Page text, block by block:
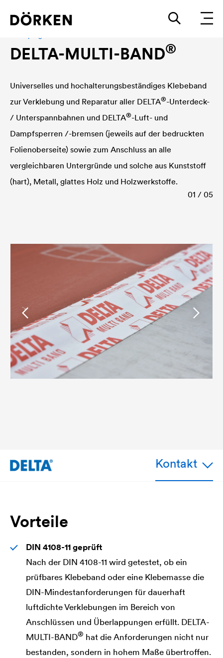
DELTA-MULTI-BAND®
Universelles und hochalterungsbeständiges Klebeband
zur Verklebung und Reparatur aller DELTA®-Unterdeck-
/ Unterspannbahnen und DELTA®-Luft- und
Dampfsperren /-bremsen (jeweils auf der bedruckten
Folienoberseite) sowie zum Anschluss an alle
vergleichbaren Untergründe und solche aus Kunststoff
(hart), Metall, glattes Holz und Holzwerkstoffe.
01 / 05
Kontakt
Vorteile
DIN 4108-11 geprüft
Nach der DIN 4108-11 wird getestet, ob ein
prüfbares Klebeband oder eine Klebemasse die
DIN-Mindestanforderungen für dauerhaft
luftdichte Verklebungen im Bereich von
Anschlüssen und Überlappungen erfüllt. DELTA-
MULTI-BAND® hat die Anforderungen nicht nur
bestanden, sondern in hohem Maße übertroffen.